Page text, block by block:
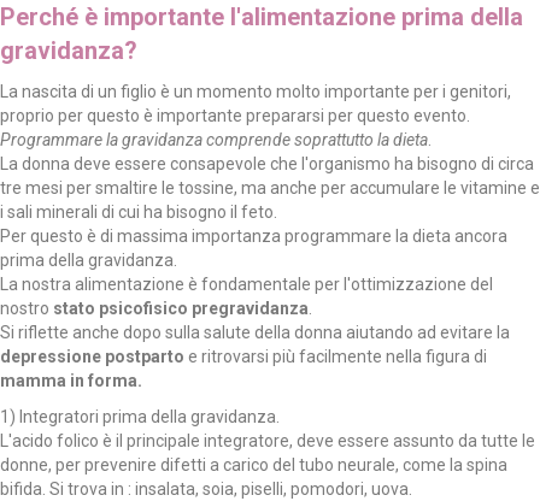
Perché è importante l'alimentazione prima della
gravidanza?
La nascita di un figlio è un momento molto importante per i genitori,
proprio per questo è importante prepararsi per questo evento.
Programmare la gravidanza comprende soprattutto la dieta
La donna deve essere consapevole che l'organismo ha bisogno di circa
tre mesi per smaltire le tossine, ma anche per accumulare le vitamine e
i sali minerali di cui ha bisogno il feto.
Per questo è di massima importanza programmare la dieta ancora
prima della gravidanza.
La nostra alimentazione è fondamentale per l'ottimizzazione del
nostro stato psicofisico pregravidanza
Si riflette anche dopo sulla salute della donna aiutando ad evitare la
depressione postparto e ritrovarsi più facilmente nella figura di
mamma in forma.
1) Integratori prima della gravidanza.
L'acido folico è il principale integratore, deve essere assunto da tutte le
donne, per prevenire difetti a carico del tubo neurale, come la spina
bifida. Si trova in : insalata, soia, piselli, pomodori, uova.